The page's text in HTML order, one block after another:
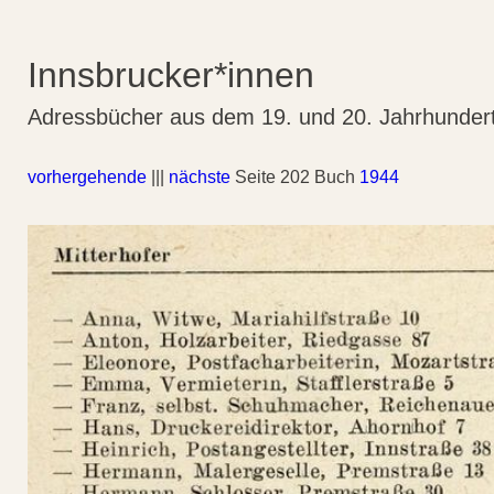
Innsbrucker*innen
Adressbücher aus dem 19. und 20.
vorhergehende nächste Seite 202 Buch 1944